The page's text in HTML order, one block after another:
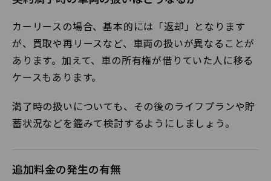
カーリースの場合、基本的には「返却」となります
が、買取や再リースなど、車両の扱いが異なることが
あります。加えて、車の所有権が借りていた人に移る
ケースもあります。
満了時の扱いについても、その後のライフプランや貯
蓄状況などを鑑みて検討するようにしましょう。
追加料金の発生の有無